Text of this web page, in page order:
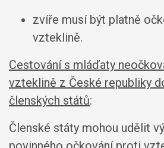
zvíře musí být platně
vzteklině.
Cestování s mláďaty
vzteklině z České republiky
členských států:
Členské státy mohou udělit